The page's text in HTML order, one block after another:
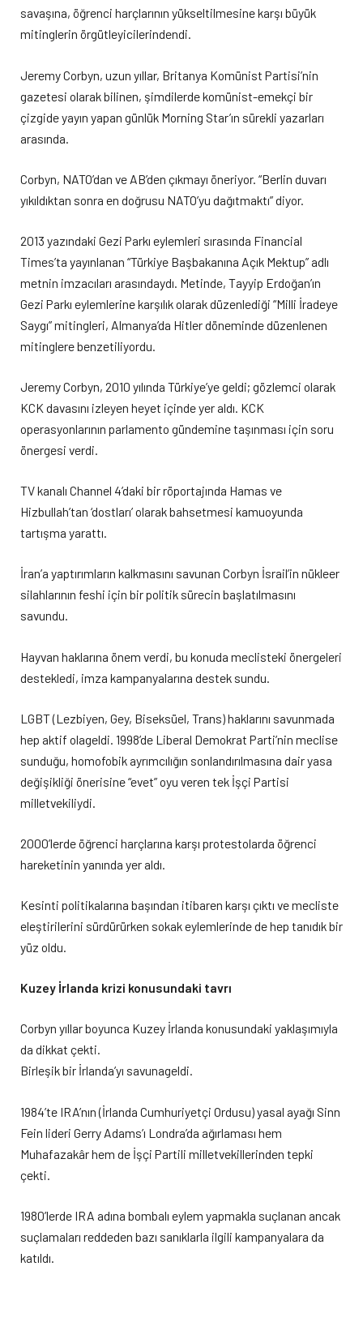
savaşına, öğrenci harçlarının yükseltilmesine karşı büyük
mitinglerin örgütleyicilerindendi.
Jeremy Corbyn, uzun yıllar, Britanya Komünist Partisi’nin
gazetesi olarak bilinen, şimdilerde komünist-emekçi bir
çizgide yayın yapan günlük Morning Star’ın sürekli yazarları
arasında.
Corbyn, NATO’dan ve AB’den çıkmayı öneriyor. “Berlin duvarı
yıkıldıktan sonra en doğrusu NATO’yu dağıtmaktı” diyor.
2013 yazındaki Gezi Parkı eylemleri sırasında Financial
Times’ta yayınlanan “Türkiye Başbakanına Açık Mektup” adlı
metnin imzacıları arasındaydı. Metinde, Tayyip Erdoğan’ın
Gezi Parkı eylemlerine karşılık olarak düzenlediği “Milli İradeye
Saygı” mitingleri, Almanya’da Hitler döneminde düzenlenen
mitinglere benzetiliyordu.
Jeremy Corbyn, 2010 yılında Türkiye’ye geldi; gözlemci olarak
KCK davasını izleyen heyet içinde yer aldı. KCK
operasyonlarının parlamento gündemine taşınması için soru
önergesi verdi.
TV kanalı Channel 4’daki bir röportajında Hamas ve
Hizbullah’tan ‘dostları’ olarak bahsetmesi kamuoyunda
tartışma yarattı.
İran’a yaptırımların kalkmasını savunan Corbyn İsrail’in nükleer
silahlarının feshi için bir politik sürecin başlatılmasını
savundu.
Hayvan haklarına önem verdi, bu konuda meclisteki önergeleri
destekledi, imza kampanyalarına destek sundu.
LGBT (Lezbiyen, Gey, Biseksüel, Trans) haklarını savunmada
hep aktif olageldi. 1998’de Liberal Demokrat Parti’nin meclise
sunduğu, homofobik ayrımcılığın sonlandırılmasına dair yasa
değişikliği önerisine “evet” oyu veren tek İşçi Partisi
milletvekiliydi.
2000’lerde öğrenci harçlarına karşı protestolarda öğrenci
hareketinin yanında yer aldı.
Kesinti politikalarına başından itibaren karşı çıktı ve mecliste
eleştirilerini sürdürürken sokak eylemlerinde de hep tanıdık bir
yüz oldu.
Kuzey İrlanda krizi konusundaki tavrı
Corbyn yıllar boyunca Kuzey İrlanda konusundaki yaklaşımıyla
da dikkat çekti.
Birleşik bir İrlanda’yı savunageldi.
1984’te IRA’nın (İrlanda Cumhuriyetçi Ordusu) yasal ayağı Sinn
Fein lideri Gerry Adams’ı Londra’da ağırlaması hem
Muhafazakâr hem de İşçi Partili milletvekillerinden tepki
çekti.
1980’lerde IRA adına bombalı eylem yapmakla suçlanan ancak
suçlamaları reddeden bazı sanıklarla ilgili kampanyalara da
katıldı.